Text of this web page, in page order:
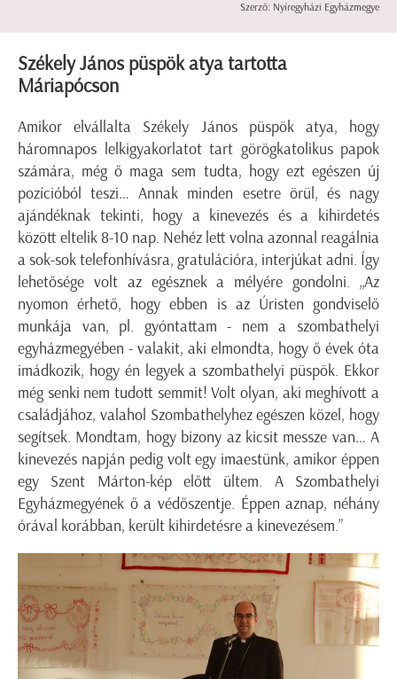
Szerző: Nyíregyházi Egyházmegye
Székely János püspök atya tartotta
Máriapócson
Amikor elvállalta Székely János püspök atya, hogy
háromnapos lelkigyakorlatot tart görögkatolikus papok
számára, még ő maga sem tudta, hogy ezt egészen új
pozícióból teszi… Annak minden esetre örül, és nagy
ajándéknak tekinti, hogy a kinevezés és a kihirdetés
között eltelik 8-10 nap. Nehéz lett volna azonnal reagálnia
a sok-sok telefonhívásra, gratulációra, interjúkat adni. Így
lehetősége volt az egésznek a mélyére gondolni. „Az
nyomon érhető, hogy ebben is az Úristen gondviselő
munkája van, pl. gyóntattam - nem a szombathelyi
egyházmegyében - valakit, aki elmondta, hogy ő évek óta
imádkozik, hogy én legyek a szombathelyi püspök. Ekkor
még senki nem tudott semmit! Volt olyan, aki meghívott a
családjához, valahol Szombathelyhez egészen közel, hogy
segítsek. Mondtam, hogy bizony az kicsit messze van… A
kinevezés napján pedig volt egy imaestünk, amikor éppen
egy Szent Márton-kép előtt ültem. A Szombathelyi
Egyházmegyének ő a védőszentje. Éppen aznap, néhány
órával korábban, került kihirdetésre a kinevezésem.”